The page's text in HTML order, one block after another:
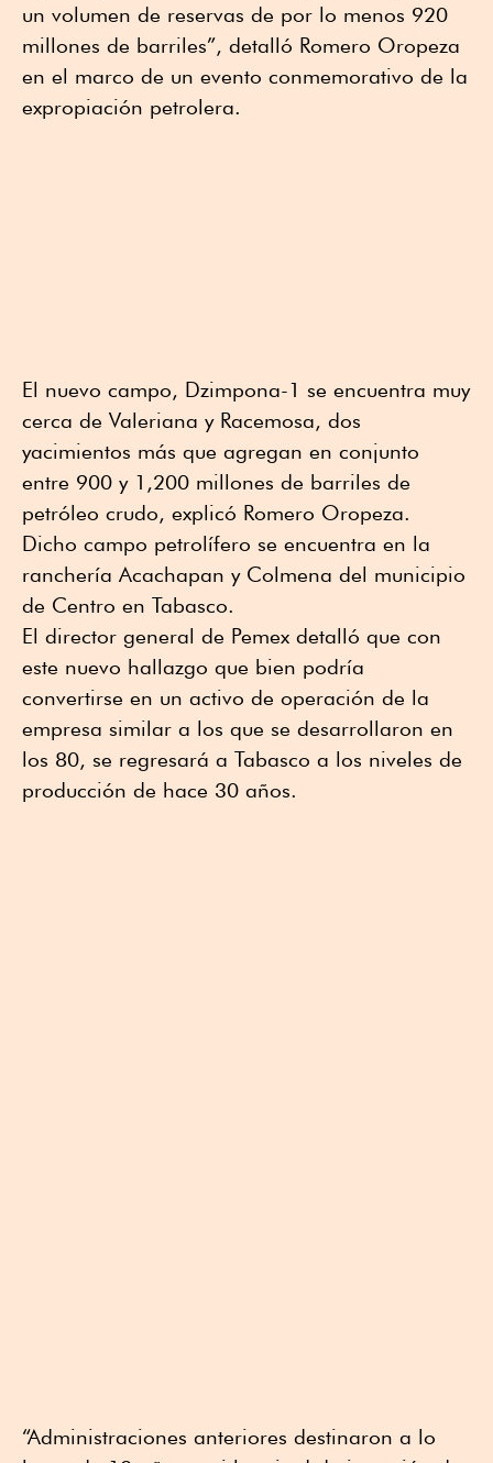
un volumen de reservas de por lo menos 920
millones de barriles”, detalló Romero Oropeza
en el marco de un evento conmemorativo de la
expropiación petrolera.
El nuevo campo, Dzimpona-1 se encuentra muy
cerca de Valeriana y Racemosa, dos
yacimientos más que agregan en conjunto
entre 900 y 1,200 millones de barriles de
petróleo crudo, explicó Romero Oropeza.
Dicho campo petrolífero se encuentra en la
ranchería Acachapan y Colmena del municipio
de Centro en Tabasco.
El director general de Pemex detalló que con
este nuevo hallazgo que bien podría
convertirse en un activo de operación de la
empresa similar a los que se desarrollaron en
los 80, se regresará a Tabasco a los niveles de
producción de hace 30 años.
“Administraciones anteriores destinaron a lo